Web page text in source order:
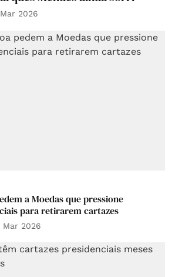
Mar 2026
a Moedas que pressione
para retirarem cartazes
Mar 2026